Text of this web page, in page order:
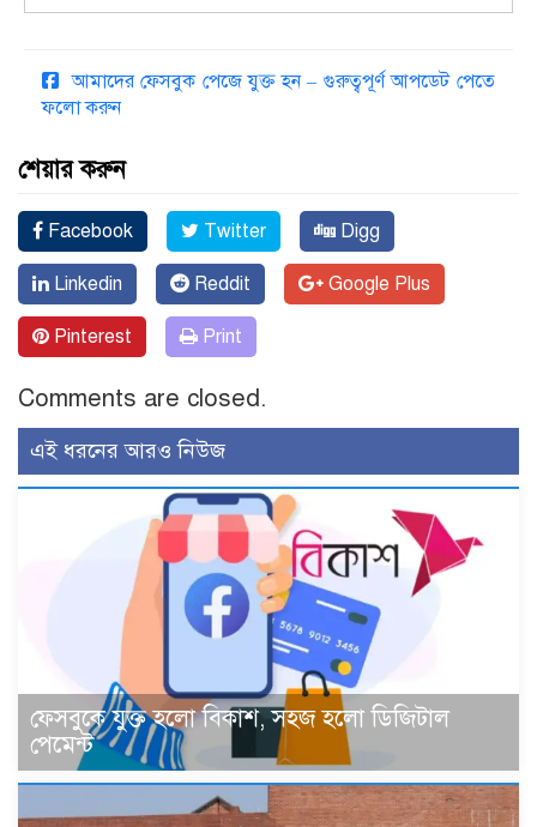
আমাদের ফেসবুক পেজে যুক্ত হন – গুরুত্বপূর্ণ আপডেট পেতে
ফলো করুন
শেয়ার করুন
Facebook Twitter Digg
Linkedin Reddit Google Plus
Pinterest Print
Comments are closed.
এই ধরনের আরও নিউজ
ফেসবুকে যুক্ত হলো বিকাশ, সহজ হলো ডিজিটাল
পেমেন্ট